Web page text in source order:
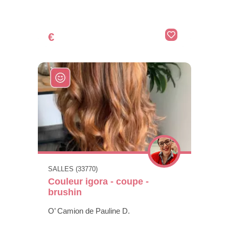
€
SALLES (33770)
Couleur igora - coupe -
brushin
O’ Camion de Pauline D.